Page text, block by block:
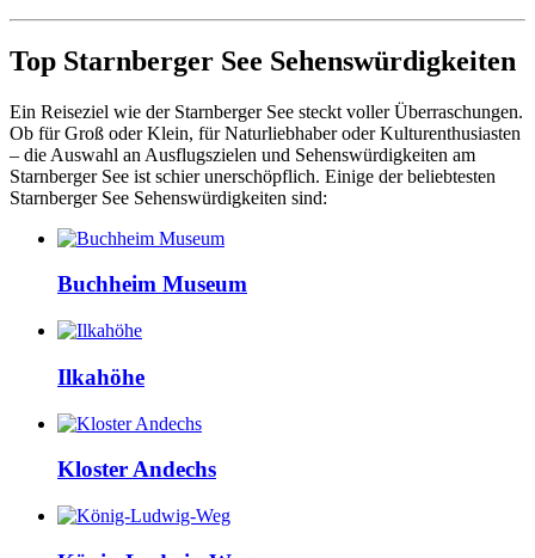
Top Starnberger See Sehenswürdigkeiten
Ein Reiseziel wie der Starnberger See steckt voller Überraschungen.
Ob für Groß oder Klein, für Naturliebhaber oder Kulturenthusiasten
– die Auswahl an Ausflugszielen und Sehenswürdigkeiten am
Starnberger See ist schier unerschöpflich. Einige der beliebtesten
Starnberger See Sehenswürdigkeiten sind:
Buchheim Museum
Ilkahöhe
Kloster Andechs